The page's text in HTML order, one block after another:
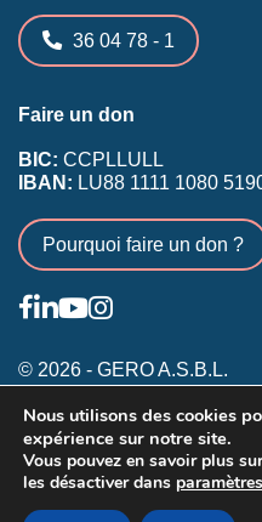
36 04 78 - 1
Faire un don
BIC: CCPLLULL
IBAN: LU88 1111 1080
Pourquoi faire un don ?
© 2026 - GERO A.S.B.L.
Conditions générales
Inscription membres
Annonceurs
Nous utilisons des cookies
expérience sur notre site.
Vous pouvez en savoir plus
les désactiver dans paramètres